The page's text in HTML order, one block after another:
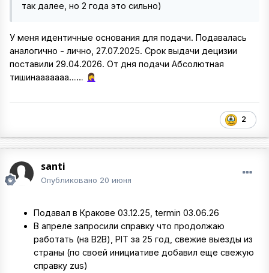
так далее, но 2 года это сильно)
У меня идентичные основания для подачи. Подавалась
аналогично - лично, 27.07.2025. Срок выдачи децизии
поставили 29.04.2026. От дня подачи Абсолютная
тишинааааааа…… 🤦‍♀️
2
santi
Опубликовано 20 июня
Подавал в Кракове 03.12.25, termin 03.06.26
В апреле запросили справку что продолжаю
работать (на B2B), PIT за 25 год, свежие выезды из
страны (по своей инициативе добавил еще свежую
справку zus)